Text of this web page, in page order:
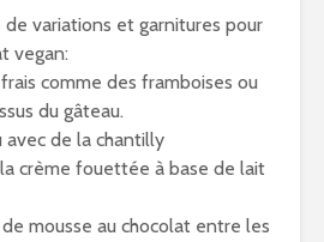
de variations et garnitures pour
vegan:
comme des framboises ou
du gâteau.
de la chantilly
crème fouettée à base de lait
mousse au chocolat entre les